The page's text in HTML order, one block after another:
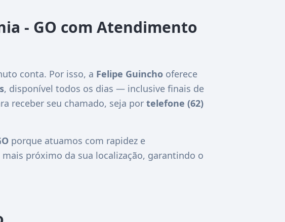
- GO com Atendimento
conta. Por isso, a Felipe Guincho oferece
, disponível todos os dias — inclusive finais de
receber seu chamado, seja por telefone (62)
porque atuamos com rapidez e
próximo da sua localização, garantindo o